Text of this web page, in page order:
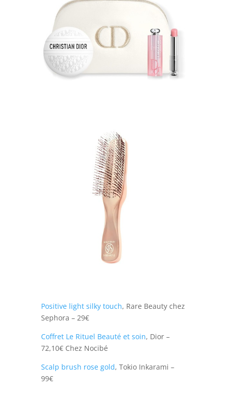
Positive light silky touch, Rare Beauty chez
Sephora – 29€
Coffret Le Rituel Beauté et soin, Dior –
72,10€ Chez Nocibé
Scalp brush rose gold, Tokio Inkarami –
99€